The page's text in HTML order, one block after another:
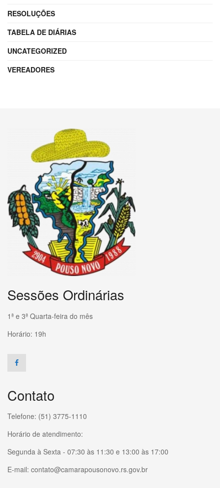
RESOLUÇÕES
TABELA DE DIÁRIAS
UNCATEGORIZED
VEREADORES
Sessões Ordinárias
1ª e 3ª Quarta-feira do mês
Horário: 19h
Contato
Telefone: (51) 3775-1110
Horário de atendimento:
Segunda à Sexta - 07:30 às 11:30 e 13:00 às 17:00
E-mail: contato@camarapousonovo.rs.gov.br